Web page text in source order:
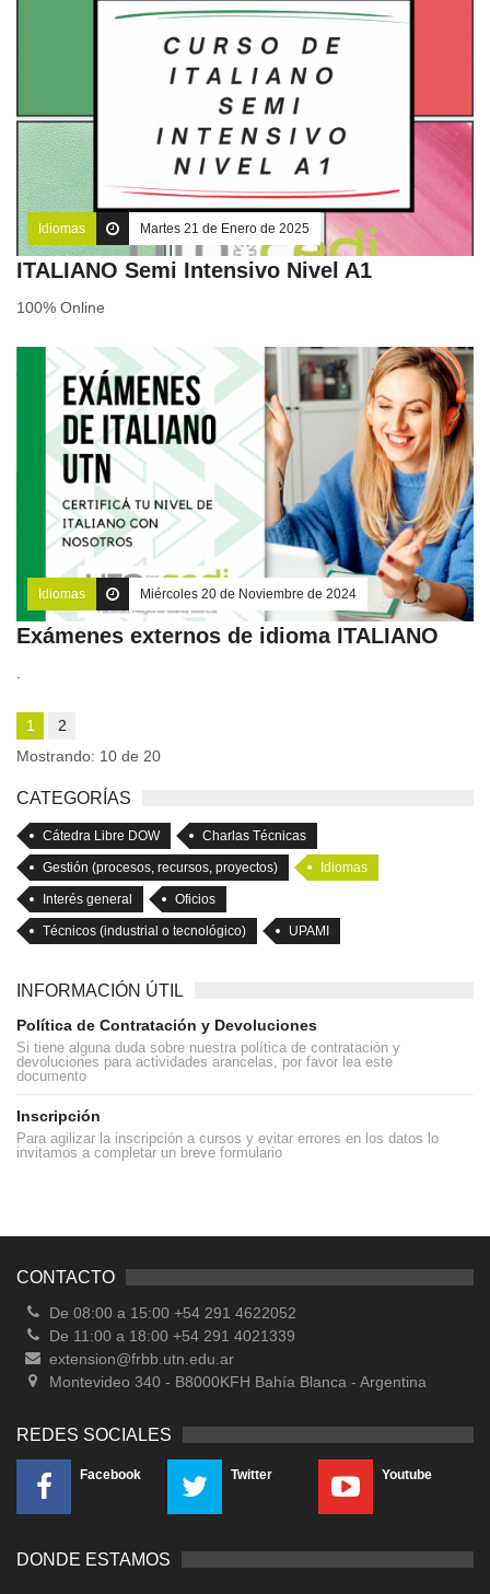
Idiomas Martes 21 de Enero de 2025
ITALIANO Semi Intensivo Nivel A1
100% Online
Idiomas Miércoles 20 de Noviembre de 2024
Exámenes externos de idioma ITALIANO
1
2
Mostrando: 10 de 20
CATEGORÍAS
Cátedra Libre DOW Charlas Técnicas
Gestión (procesos, recursos, proyectos) Idiomas
Interés general Oficios
Técnicos (industrial o tecnológico) UPAMI
INFORMACIÓN ÚTIL
Política de Contratación y Devoluciones
Si tiene alguna duda sobre nuestra política de contratación y
devoluciones para actividades arancelas, por favor lea este
documento
Inscripción
Para agilizar la inscripción a cursos y evitar errores en los datos lo
invitamos a completar un breve formulario
CONTACTO
De 08:00 a 15:00 +54 291 4622052
De 11:00 a 18:00 +54 291 4021339
extension@frbb.utn.edu.ar
Montevideo 340 - B8000KFH Bahía Blanca - Argentina
REDES SOCIALES
Facebook Twitter Youtube
DONDE ESTAMOS